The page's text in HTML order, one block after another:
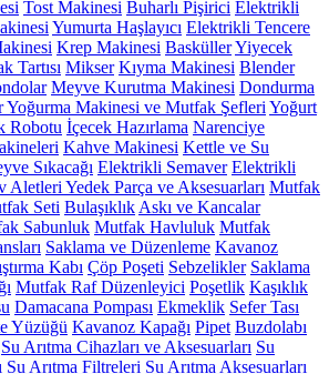
Tost Makinesi Buharlı Pişirici Elektrikli
Yumurta Haşlayıcı Elektrikli Tencere
Krep Makinesi BasküllerYiyecek
Tartısı Mikser Kıyma Makinesi Blender
Meyve Kurutma Makinesi Dondurma
Yoğurma Makinesi ve Mutfak Şefleri Yoğurt
Robotu İçecek Hazırlama Narenciye
Kahve Makinesi Kettle ve Su
Sıkacağı Elektrikli Semaver Elektrikli
Aletleri Yedek Parça ve Aksesuarları Mutfak
Seti Bulaşıklık Askı ve Kancalar
Sabunluk Mutfak Havluluk Mutfak
Saklama ve Düzenleme Kavanoz
Kabı Çöp Poşeti Sebzelikler Saklama
Mutfak Raf Düzenleyici Poşetlik Kaşıklık
Damacana Pompası Ekmeklik Sefer Tası
Yüzüğü Kavanoz Kapağı Pipet Buzdolabı
Su Arıtma Cihazları ve Aksesuarları Su
Su Arıtma Filtreleri Su Arıtma Aksesuarları